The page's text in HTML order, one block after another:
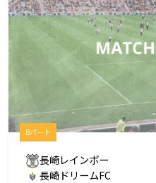
Bパート
長崎レインボー
長崎ドリームFC